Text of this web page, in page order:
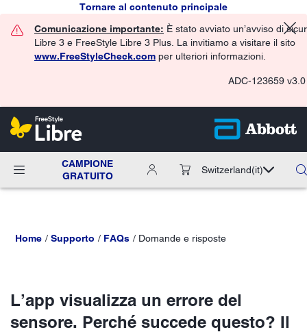
Tornare al contenuto principale
Comunicazione importante: È stato avviato un’avviso di
Libre 3 e FreeStyle Libre 3 Plus. La invitiamo a visitare il sito
www.FreeStyleCheck.com per ulteriori informazioni.
ADC-123659 v3.0
CAMPIONE
GRATUITO
Switzerland(it)
Home Supporto FAQs Domande e risposte
L’app visualizza un errore del
sensore. Perché succede questo? Il